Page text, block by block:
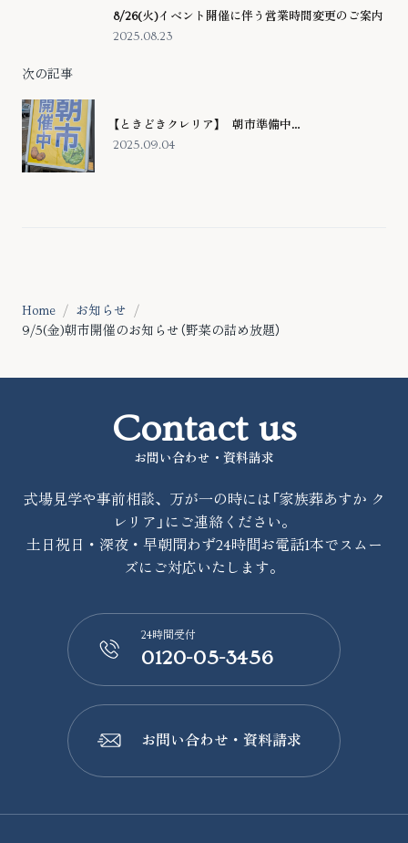
8/26(火)イベント開催に伴う営業時間変更のご案内
2025.08.23
次の記事
【ときどきクレリア】 朝市準備中…
2025.09.04
Home
お知らせ
9/5(金)朝市開催のお知らせ（野菜の詰め放題）
Contact us
お問い合わせ・資料請求
式場見学や事前相談、万が一の時には「家族葬あすか ク
レリア」にご連絡ください。
土日祝日・深夜・早朝問わず24時間お電話1本でスムー
ズにご対応いたします。
📞
24時間受付
0120-05-3456
📩
お問い合わせ・資料請求